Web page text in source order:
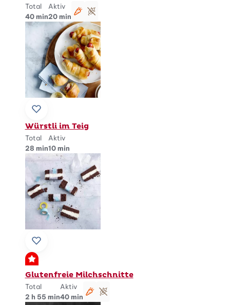
Total
40 min
Aktiv
20 min
vegetarisch
glutenfrei
Zu Lieblingsrezepten hinzufügen
Würstli im Teig
Total
28 min
Aktiv
10 min
Zu Lieblingsrezepten hinzufügen
Premium
Glutenfreie Milchschnitte
Total
2 h 55 min
Aktiv
40 min
vegetarisch
glutenfrei